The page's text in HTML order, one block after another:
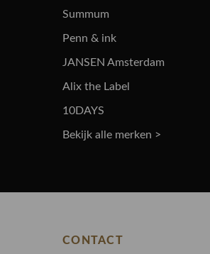
Summum
Penn & ink
JANSEN Amsterdam
Alix the Label
10DAYS
Bekijk alle merken >
CONTACT